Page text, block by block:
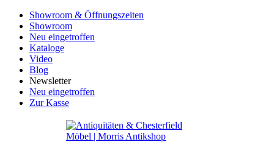
Showroom & Öffnungszeiten
Showroom
Neu eingetroffen
Kataloge
Video
Blog
Newsletter
Neu eingetroffen
Zur Kasse